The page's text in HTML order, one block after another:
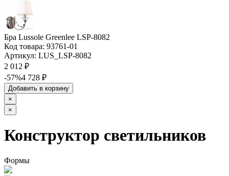
Бра Lussole Greenlee LSP-8082
Код товара: 93761-01
Артикул: LUS_LSP-8082
2 012 ₽
-57%4 728 ₽
Добавить в корзину
×
×
Конструктор светильников
Формы